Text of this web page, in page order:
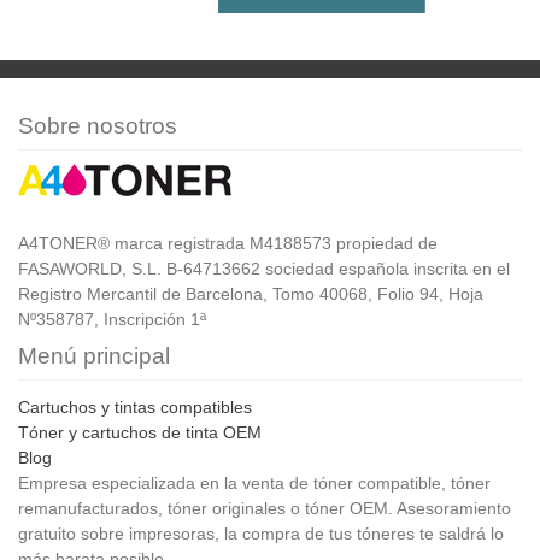
Sobre nosotros
A4TONER® marca registrada M4188573 propiedad de
FASAWORLD, S.L. B-64713662 sociedad española inscrita en el
Registro Mercantil de Barcelona, Tomo 40068, Folio 94, Hoja
Nº358787, Inscripción 1ª
Menú principal
Cartuchos y tintas compatibles
Tóner y cartuchos de tinta OEM
Blog
Empresa especializada en la venta de tóner compatible, tóner
remanufacturados, tóner originales o tóner OEM. Asesoramiento
gratuito sobre impresoras, la compra de tus tóneres te saldrá lo